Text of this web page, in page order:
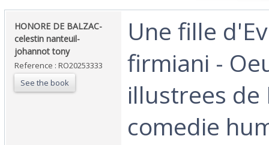
‎HONORE DE BALZAC-
celestin nanteuil-
johannot tony‎
Reference : RO20253333
See the book
‎Une fille
firmiani -
illustrees de
comedie